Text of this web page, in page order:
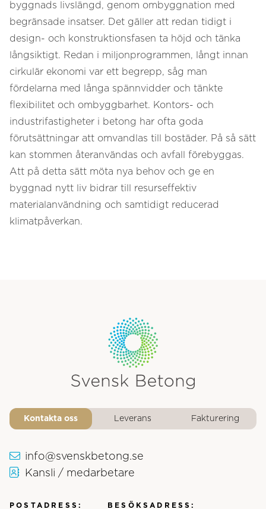
byggnads livslängd, genom ombyggnation med
begränsade insatser. Det gäller att redan tidigt i
design- och konstruktionsfasen ta höjd och tänka
långsiktigt. Redan i miljonprogrammen, långt innan
cirkulär ekonomi var ett begrepp, såg man
fördelarna med långa spännvidder och tänkte
flexibilitet och ombyggbarhet. Kontors- och
industrifastigheter i betong har ofta goda
förutsättningar att omvandlas till bostäder. På så sätt
kan stommen återanvändas och avfall förebyggas.
Att på detta sätt möta nya behov och ge en
byggnad nytt liv bidrar till resurseffektiv
materialanvändning och samtidigt reducerad
klimatpåverkan.
Kontakta oss Leverans Fakturering
info@svenskbetong.se
Kansli / medarbetare
POSTADRESS: BESÖKSADRESS: